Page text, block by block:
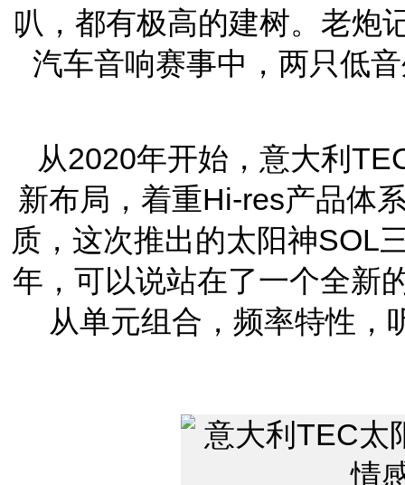
叭，都有极高的建树。老炮
汽车音响赛事中，两只低
从2020年开始，意大利
新布局，着重Hi-res产品体
质，这次推出的太阳神SOL
年，可以说站在了一个全新
从单元组合，频率特性，